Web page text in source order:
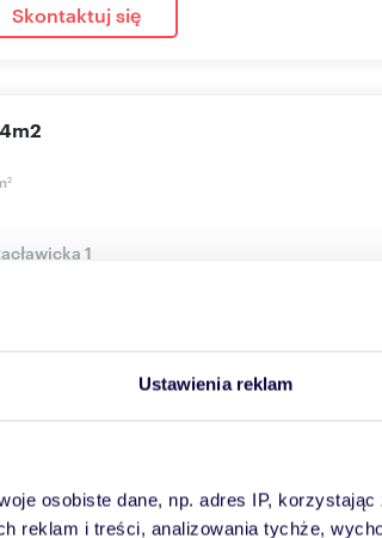
Ustawienia reklam
osobiste dane, np. adres IP,
reklam i treści, analizowania tychże,
Skontaktuj się
2
1
34,27 m². Położone na